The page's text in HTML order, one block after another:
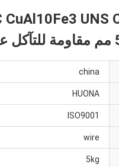
china
HUONA
ISO9001
wire
5kg